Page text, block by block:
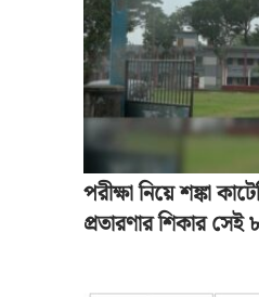
পরীক্ষা নিয়ে শঙ্কা
প্রতারণার শিকার সেই ৮